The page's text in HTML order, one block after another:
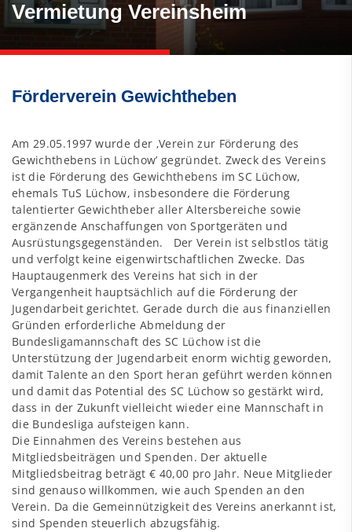
Vermietung Vereinsheim
Förderverein Gewichtheben
Am 29.05.1997 wurde der ‚Verein zur Förderung des
Gewichthebens in Lüchow’ gegründet. Zweck des Vereins
ist die Förderung des Gewichthebens im SC Lüchow,
ehemals TuS Lüchow, insbesondere die Förderung
talentierter Gewichtheber aller Altersbereiche sowie
ergänzende Anschaffungen von Sportgeräten und
Ausrüstungsgegenständen. Der Verein ist selbstlos tätig
und verfolgt keine eigenwirtschaftlichen Zwecke. Das
Hauptaugenmerk des Vereins hat sich in der
Vergangenheit hauptsächlich auf die Förderung der
Jugendarbeit gerichtet. Gerade durch die aus finanziellen
Gründen erforderliche Abmeldung der
Bundesligamannschaft des SC Lüchow ist die
Unterstützung der Jugendarbeit enorm wichtig geworden,
damit Talente an den Sport heran geführt werden können
und damit das Potential des SC Lüchow so gestärkt wird,
dass in der Zukunft vielleicht wieder eine Mannschaft in
die Bundesliga aufsteigen kann.
Die Einnahmen des Vereins bestehen aus
Mitgliedsbeiträgen und Spenden. Der aktuelle
Mitgliedsbeitrag beträgt € 40,00 pro Jahr. Neue Mitglieder
sind genauso willkommen, wie auch Spenden an den
Verein. Da die Gemeinnützigkeit des Vereins anerkannt ist,
sind Spenden steuerlich abzugsfähig.